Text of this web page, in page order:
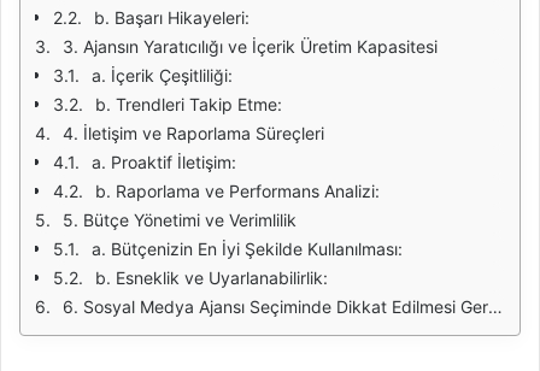
b. Başarı Hikayeleri:
3. Ajansın Yaratıcılığı ve İçerik Üretim Kapasitesi
a. İçerik Çeşitliliği:
b. Trendleri Takip Etme:
4. İletişim ve Raporlama Süreçleri
a. Proaktif İletişim:
b. Raporlama ve Performans Analizi:
5. Bütçe Yönetimi ve Verimlilik
a. Bütçenizin En İyi Şekilde Kullanılması:
b. Esneklik ve Uyarlanabilirlik:
6. Sosyal Medya Ajansı Seçiminde Dikkat Edilmesi Gereken Anahtar Faktörler